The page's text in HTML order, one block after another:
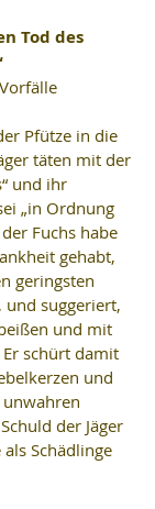
Tod des
Pfütze in die
täten mit der
und ihr
„in Ordnung
Fuchs habe
gehabt,
geringsten
suggeriert,
und mit
schürt damit
und
der Jäger
Schädlinge